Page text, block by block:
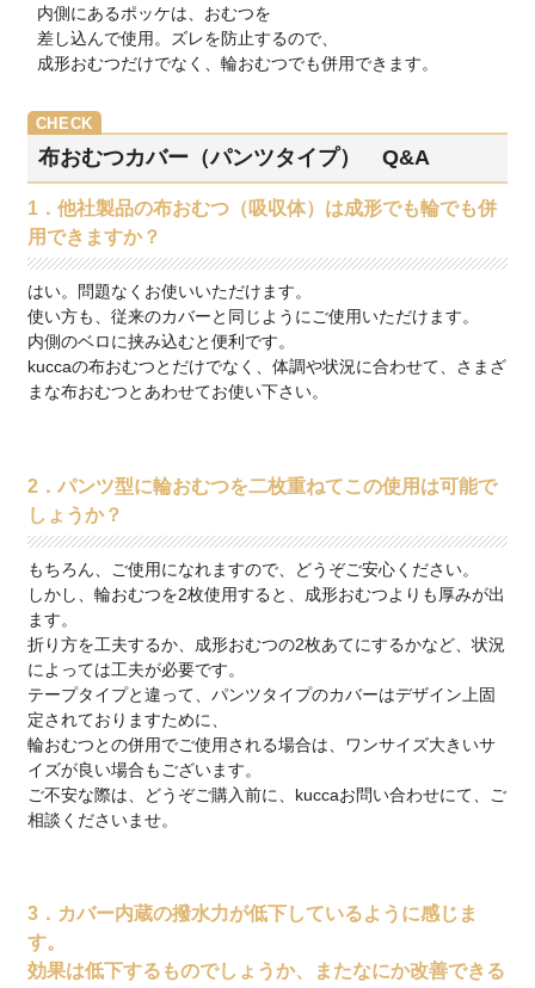
内側にあるポッケは、おむつを
差し込んで使用。ズレを防止するので、
成形おむつだけでなく、輪おむつでも併用できます。
布おむつカバー（パンツタイプ） Q&A
1．他社製品の布おむつ（吸収体）は成形でも輪でも併
用できますか？
はい。問題なくお使いいただけます。
使い方も、従来のカバーと同じようにご使用いただけます。
内側のベロに挟み込むと便利です。
kuccaの布おむつとだけでなく、体調や状況に合わせて、さまざ
まな布おむつとあわせてお使い下さい。
2．パンツ型に輪おむつを二枚重ねてこの使用は可能で
しょうか？
もちろん、ご使用になれますので、どうぞご安心ください。
しかし、輪おむつを2枚使用すると、成形おむつよりも厚みが出
ます。
折り方を工夫するか、成形おむつの2枚あてにするかなど、状況
によっては工夫が必要です。
テープタイプと違って、パンツタイプのカバーはデザイン上固
定されておりますために、
輪おむつとの併用でご使用される場合は、ワンサイズ大きいサ
イズが良い場合もございます。
ご不安な際は、どうぞご購入前に、kuccaお問い合わせにて、ご
相談くださいませ。
3．カバー内蔵の撥水力が低下しているように感じま
す。
効果は低下するものでしょうか、またなにか改善できる